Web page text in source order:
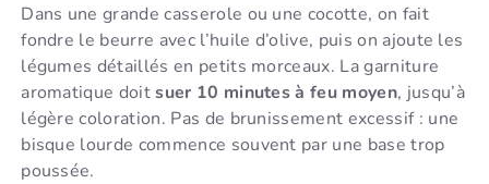
Dans une grande casserole ou une cocotte, on fait
fondre le beurre avec l’huile d’olive, puis on ajoute les
légumes détaillés en petits morceaux. La garniture
aromatique doitsuer 10 minutes à feu moyen, jusqu’à
légère coloration. Pas de brunissement excessif : une
bisque lourde commence souvent par une base trop
poussée.